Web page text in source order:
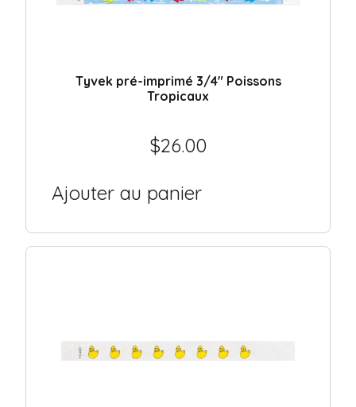
Tyvek pré-imprimé 3/4″ Poissons
Tropicaux
$26.00
Ajouter au panier